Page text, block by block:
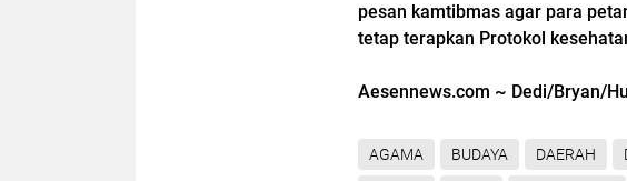
pesan kamtibmas agar para
tetap terapkan Protokol
Aesennews.com ~ Dedi/Bryan/
AGAMA BUDAYA DAERAH